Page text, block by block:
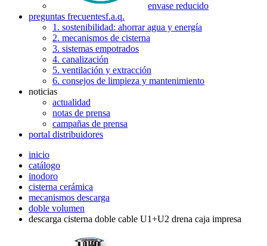
envase reducido
preguntas frecuentesf.a.q.
1. sostenibilidad: ahorrar agua y energía
2. mecanismos de cisterna
3. sistemas empotrados
4. canalización
5. ventilación y extracción
6. consejos de limpieza y mantenimiento
noticias
actualidad
notas de prensa
campañas de prensa
portal distribuidores
inicio
catálogo
inodoro
cisterna cerámica
mecanismos descarga
doble volumen
descarga cisterna doble cable U1+U2 drena caja impresa